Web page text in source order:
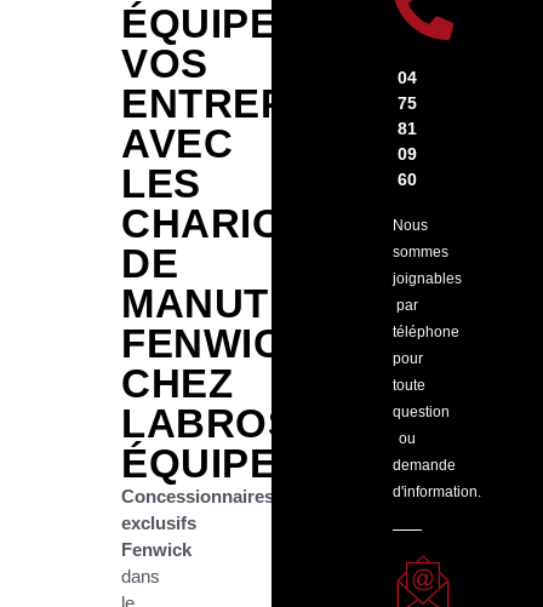
ÉQUIPEZ
VOS
ENTREPÔTS
AVEC
LES
CHARIOTS
DE
MANUTENTION
FENWICK
CHEZ
LABROSSE
ÉQUIPEMENT
Concessionnaires
exclusifs
Fenwick
dans
04
75
81
09
60
Nous
sommes
joignables
par
téléphone
pour
toute
question
ou
demande
d'information.